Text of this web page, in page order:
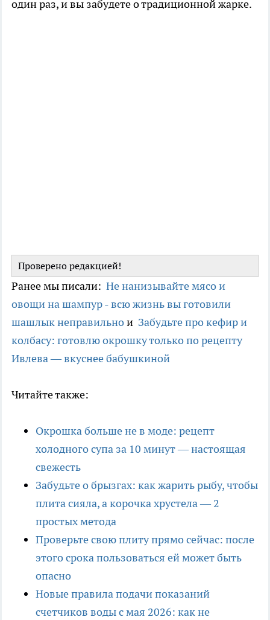
один раз, и вы забудете о традиционной жарке.
Проверено редакцией!
Ранее мы писали: Не нанизывайте мясо и
овощи на шампур - всю жизнь вы готовили
шашлык неправильнои Забудьте про кефир и
колбасу: готовлю окрошку только по рецепту
Ивлева — вкуснее бабушкиной
Читайте также:
Окрошка больше не в моде: рецепт
холодного супа за 10 минут — настоящая
свежесть
Забудьте о брызгах: как жарить рыбу, чтобы
плита сияла, а корочка хрустела — 2
простых метода
Проверьте свою плиту прямо сейчас: после
этого срока пользоваться ей может быть
опасно
Новые правила подачи показаний
счетчиков воды с мая 2026: как не